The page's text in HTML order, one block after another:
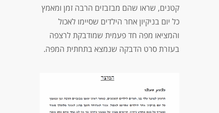
קטנים, שראו שהם מבזבזים הרבה זמן ומאמץ
כל יום בניקיון אחר הילדים שסיימו לאכול
והמציאו מפה חד פעמית שמודבקת לרצפה
בעזרת סרט הדבקה שנמצא בתחתית המפה.